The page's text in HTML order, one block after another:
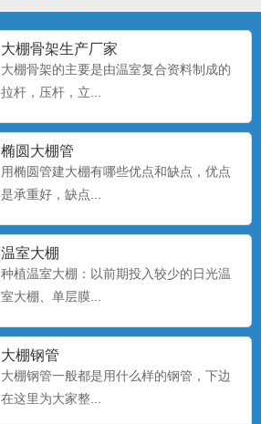
大棚骨架生产厂家
大棚骨架的主要是由温室复合资料制成的
拉杆，压杆，立...
椭圆大棚管
用椭圆管建大棚有哪些优点和缺点，优点
是承重好，缺点...
温室大棚
种植温室大棚：以前期投入较少的日光温
室大棚、单层膜...
大棚钢管
大棚钢管一般都是用什么样的钢管，下边
在这里为大家整...
种植大棚厂家现货
大棚种植是一种种植技术，该技术是一种